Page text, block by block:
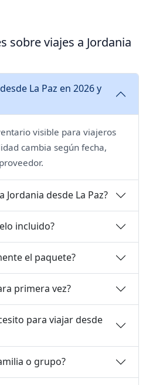
sobre viajes a Jordania
La Paz en 2026 y
visible para viajeros
cambia según fecha,
Jordania desde La Paz?
incluido?
el paquete?
primera vez?
para viajar desde
o grupo?